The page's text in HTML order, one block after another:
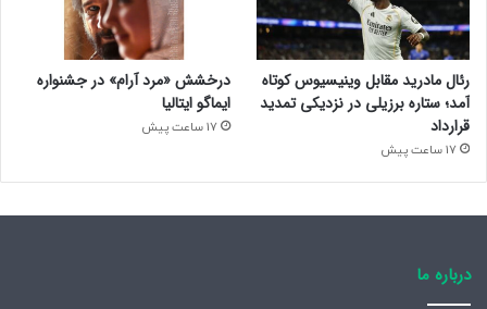
رئال مادرید مقابل وینیسیوس کوتاه
آمد؛ ستاره برزیلی در نزدیکی تمدید
قرارداد
17 ساعت پیش
درخشش «مرد آرام» در جشنواره
ایماگو ایتالیا
17 ساعت پیش
درباره ما